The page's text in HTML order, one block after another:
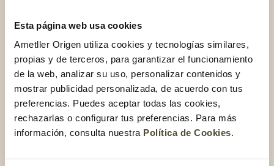
Esta página web usa cookies
Ametller Origen utiliza cookies y tecnologías similares,
propias y de terceros, para garantizar el funcionamiento
de la web, analizar su uso, personalizar contenidos y
mostrar publicidad personalizada, de acuerdo con tus
preferencias. Puedes aceptar todas las cookies,
rechazarlas o configurar tus preferencias. Para más
información, consulta nuestra Política de Cookies.
Además, las cerezas tienen unalto contenido en fibra
te ayuda a mejorar la salud intestinal, eliminar toxinas y
evitar el estreñimiento. También contienenvitaminas C,
esencial para el funcionamiento del organismo yA,
importante para la vista y la piel.
Son ideales para comer solas, en una macedonia o bien
añadiéndolas deshuesadas en el yogur. Si te atreves,
un sorbete. Si te sobran cerezas, recuerda que las puedes